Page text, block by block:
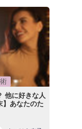
他に好きな人
】あなたのた